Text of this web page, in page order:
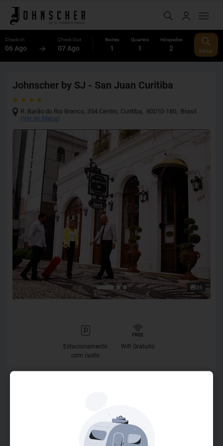
Check-In
06 Ago
Check-Out
07 Ago
Noites
1
Quartos
1
Hóspedes
2 Editar
Johnscher by SJ - San Juan Curitiba
R. Barão do Rio Branco, 354 Centro, Curitiba, 80010-180, Brasil
(Ver no Mapa)
24
Estacionamento
com custo
Wifi Gratuito
Localizado no Centro Histórico de Curitiba, o Johnscher by
SJ Hotéis & Resort oferece aos hóspedes uma experiência
única que combina a riqueza arquitetônica do edifício,